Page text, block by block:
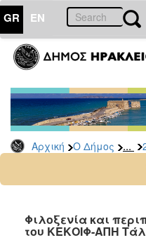
GR EN
Αρχική Ο Δήμος ...
ΔΗΜΟΣ
Δελτία
Τύπου
Αρχείο
2026
2024
2022
Φιλοξενία και
του ΚΕΚΟΙΦ-ΑΠΗ